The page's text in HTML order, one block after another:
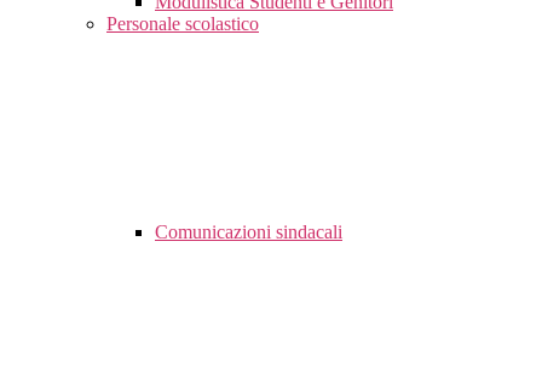
Personale scolastico
Comunicazioni sindacali